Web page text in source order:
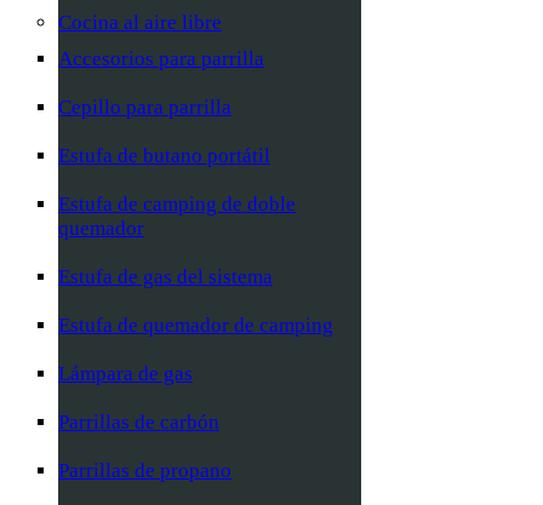
Cocina al aire libre
Accesorios para parrilla
Cepillo para parrilla
Estufa de butano portátil
Estufa de camping de doble
quemador
Estufa de gas del sistema
Estufa de quemador de camping
Lámpara de gas
Parrillas de carbón
Parrillas de propano